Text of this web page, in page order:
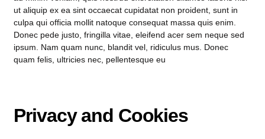
ut aliquip ex ea sint occaecat cupidatat non proident, sunt in
culpa qui officia mollit natoque consequat massa quis enim.
Donec pede justo, fringilla vitae, eleifend acer sem neque sed
ipsum. Nam quam nunc, blandit vel, ridiculus mus. Donec
quam felis, ultricies nec, pellentesque eu
Privacy and Cookies